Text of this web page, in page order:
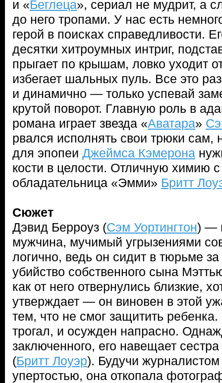
и «Беглеца», сериал не мудрит, а
до него тропами. У нас есть
герой в поисках справедливости.
десятки хитроумных интриг,
прыгает по крышам, ловко уходит
избегает шальных пуль. Все это
и динамично — только успевай
крутой поворот. Главную роль в
романа играет звезда «Аватара»
рвался исполнять свои трюки сам,
для эпопеи Джеймса Кэмерона
кости в целости. Отличную химию
обладательница «Эмми» Бритт
Сюжет
Дэвид Берроуз (Сэм Уортингтон) —
мужчина, мучимый угрызениями
логично, ведь он сидит в тюрьме
убийство собственного сына
как от него отвернулись близкие,
утверждает — он виновен в этой
тем, что не смог защитить
трогал, и осужден напрасно.
заключенного, его навещает
(Бритт Лоуэр). Будучи
упертостью, она откопала